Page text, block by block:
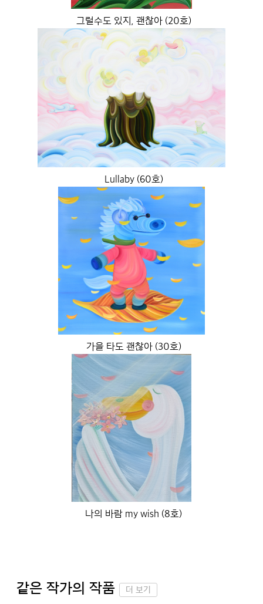
그럴수도 있지, 괜찮아 (20호)
Lullaby (60호)
가을 타도 괜찮아 (30호)
나의 바람 my wish (8호)
같은 작가의 작품 더 보기